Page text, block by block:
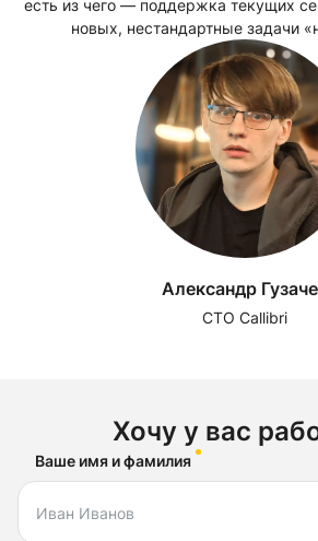
Александр
CTO Callibri
есть из чего — поддержка текущих
новых, нестандартные задачи
Хочу у вас
Ваше имя и фамилия